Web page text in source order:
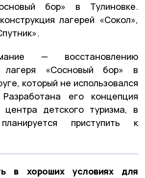
бор» в Тулиновке.
лагерей «Сокол»,
— восстановлению
лагеря «Сосновый бор» в
который не использовался
его концепция
центра детского туризма, в
приступить к
в хороших условиях для